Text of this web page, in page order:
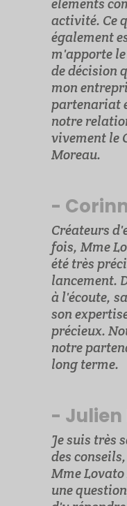
éléments
activité. Ce
également
m'apporte
de décision
mon
partenariat
notre
vivement le
Moreau.
-
Créateurs
fois, Mme
été très
lancement.
à l'écoute,
son
précieux.
notre
long terme.
- Julien
Je suis très
des
Mme Lovato
une